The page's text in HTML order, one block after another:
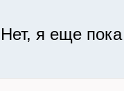
Нет, я еще